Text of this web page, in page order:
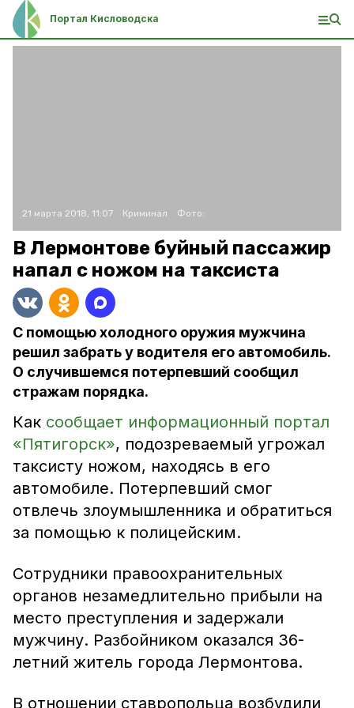
Портал Кисловодска
21 марта 2018, 11:07 Криминал Фото:
В Лермонтове буйный пассажир
напал с ножом на таксиста
С помощью холодного оружия мужчина
решил забрать у водителя его автомобиль.
О случившемся потерпевший сообщил
стражам порядка.
Как сообщает информационный портал
«Пятигорск», подозреваемый угрожал
таксисту ножом, находясь в его
автомобиле. Потерпевший смог
отвлечь злоумышленника и обратиться
за помощью к полицейским.
Сотрудники правоохранительных
органов незамедлительно прибыли на
место преступления и задержали
мужчину. Разбойником оказался 36-
летний житель города Лермонтова.
В отношении ставропольца возбудили